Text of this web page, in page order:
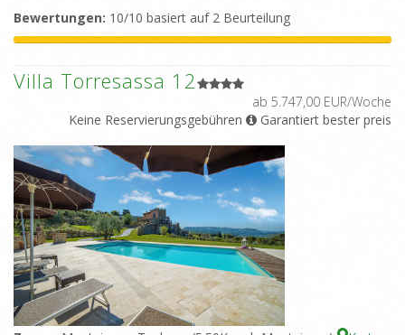
Bewertungen: 10/10 basiert auf 2 Beurteilung
Villa Torresassa 12
ab 5.747,00 EUR/Woche
Keine Reservierungsgebühren
Garantiert bester preis